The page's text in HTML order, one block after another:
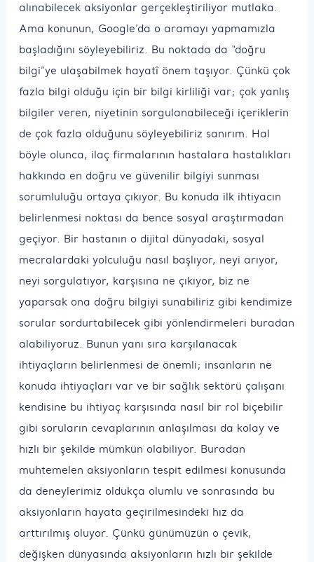
alınabilecek aksiyonlar gerçekleştiriliyor mutlaka.
Ama konunun, Google’da o aramayı yapmamızla
başladığını söyleyebiliriz. Bu noktada da “doğru
bilgi”ye ulaşabilmek hayatî önem taşıyor. Çünkü çok
fazla bilgi olduğu için bir bilgi kirliliği var; çok yanlış
bilgiler veren, niyetinin sorgulanabileceği içeriklerin
de çok fazla olduğunu söyleyebiliriz sanırım. Hal
böyle olunca, ilaç firmalarının hastalara hastalıkları
hakkında en doğru ve güvenilir bilgiyi sunması
sorumluluğu ortaya çıkıyor. Bu konuda ilk ihtiyacın
belirlenmesi noktası da bence sosyal araştırmadan
geçiyor. Bir hastanın o dijital dünyadaki, sosyal
mecralardaki yolculuğu nasıl başlıyor, neyi arıyor,
neyi sorgulatıyor, karşısına ne çıkıyor, biz ne
yaparsak ona doğru bilgiyi sunabiliriz gibi kendimize
sorular sordurtabilecek gibi yönlendirmeleri buradan
alabiliyoruz. Bunun yanı sıra karşılanacak
ihtiyaçların belirlenmesi de önemli; insanların ne
konuda ihtiyaçları var ve bir sağlık sektörü çalışanı
kendisine bu ihtiyaç karşısında nasıl bir rol biçebilir
gibi soruların cevaplarının anlaşılması da kolay ve
hızlı bir şekilde mümkün olabiliyor. Buradan
muhtemelen aksiyonların tespit edilmesi konusunda
da deneylerimiz oldukça olumlu ve sonrasında bu
aksiyonların hayata geçirilmesindeki hız da
arttırılmış oluyor. Çünkü günümüzün o çevik,
değişken dünyasında aksiyonların hızlı bir şekilde